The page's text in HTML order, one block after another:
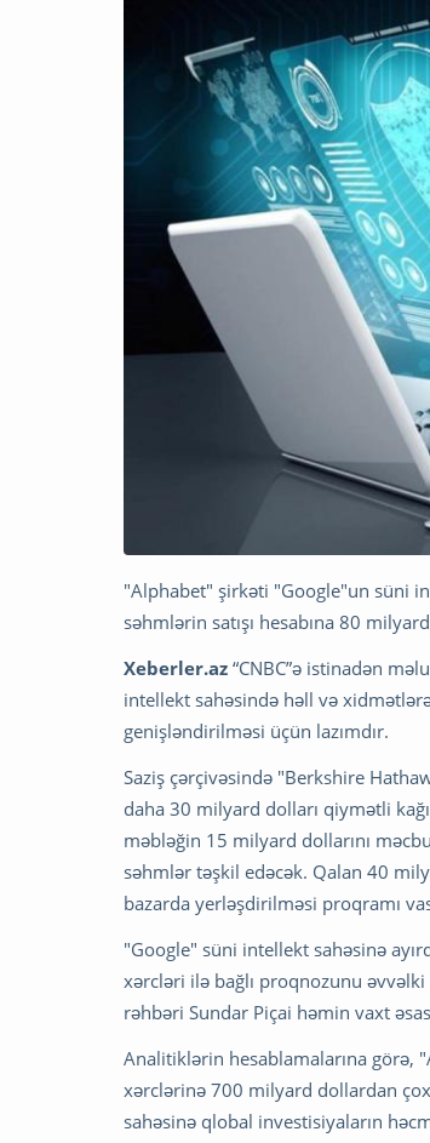
"Alphabet" şirkəti "Google"un süni
səhmlərin satışı hesabına 80
Xeberler.az “CNBC”ə istinadən
intellekt sahəsində həll və
genişləndirilməsi üçün lazımdır.
Saziş çərçivəsində "Berkshire
daha 30 milyard dolları qiymətli
məbləğin 15 milyard dollarını
səhmlər təşkil edəcək. Qalan 40
bazarda yerləşdirilməsi proqramı
"Google" süni intellekt sahəsinə
xərcləri ilə bağlı proqnozunu
rəhbəri Sundar Piçai həmin vaxt
Analitiklərin hesablamalarına
xərclərinə 700 milyard dollardan
sahəsinə qlobal investisiyaların